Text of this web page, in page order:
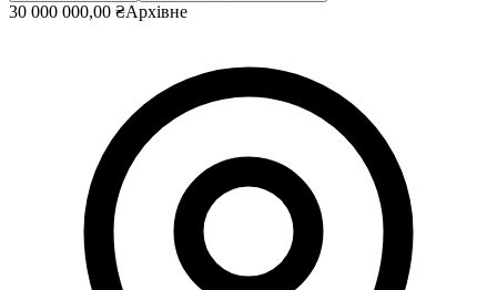
30 000 000,00 ₴Архівне